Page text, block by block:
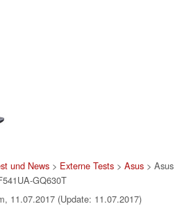
und News> Externe Tests> Asus> Asus
GQ630T
11.07.2017 (Update: 11.07.2017)